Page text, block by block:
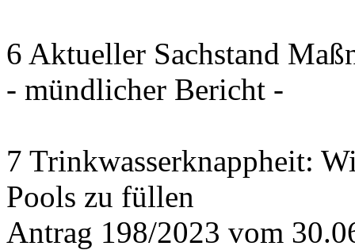
6 Aktueller Sachstand
- mündlicher Bericht -
7 Trinkwasserknappheit:
Pools zu füllen
Antrag 198/2023 vom